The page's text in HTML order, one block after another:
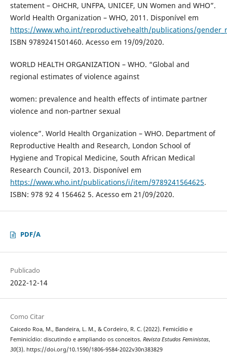
statement – OHCHR, UNFPA, UNICEF, UN Women and WHO”.
World Health Organization – WHO, 2011. Disponível em
https://www.who.int/reproductivehealth/publications/
ISBN 9789241501460. Acesso em 19/09/2020.
WORLD HEALTH ORGANIZATION – WHO. “Global and
regional estimates of violence against
women: prevalence and health effects of intimate partner
violence and non-partner sexual
violence”. World Health Organization – WHO. Department of
Reproductive Health and Research, London School of
Hygiene and Tropical Medicine, South African Medical
Research Council, 2013. Disponível em
https://www.who.int/publications/i/item/9789241564625.
ISBN: 978 92 4 156462 5. Acesso em 21/09/2020.
PDF/A
Publicado
2022-12-14
Como Citar
Caicedo Roa, M., Bandeira, L. M., & Cordeiro, R. C. (2022). Femicídio e
Feminicídio: discutindo e ampliando os conceitos. Revista Estudos Feministas,
30(3). https://doi.org/10.1590/1806-9584-2022v30n383829